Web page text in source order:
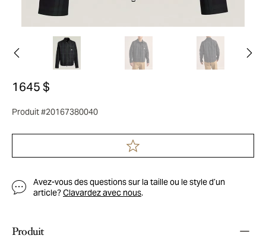
1645 $
Produit #20167380040
Avez-vous des questions sur la taille ou le style d’un
article?Clavardez avec nous.
Produit